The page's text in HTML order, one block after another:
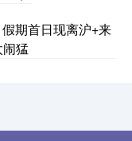
期首日现离沪+来
闹猛